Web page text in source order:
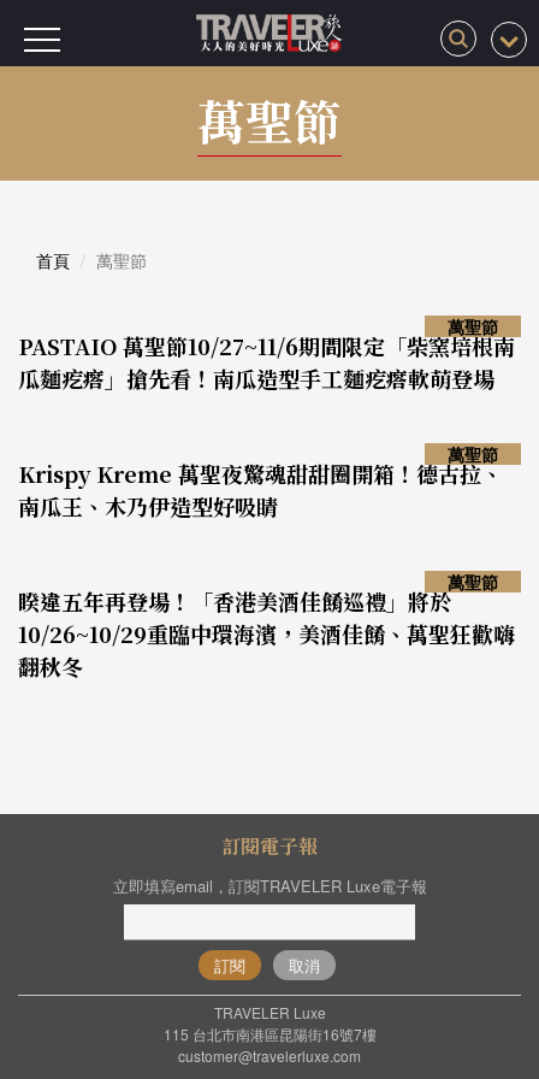
萬聖節
首頁 萬聖節
PASTAIO 萬聖節10/27~11/6期間限定「柴窯培根南
瓜麵疙瘩」搶先看！南瓜造型手工麵疙瘩軟萌登場
萬聖節
Krispy Kreme 萬聖夜驚魂甜甜圈開箱！德古拉、
南瓜王、木乃伊造型好吸睛
萬聖節
睽違五年再登場！「香港美酒佳餚巡禮」將於
10/26~10/29重臨中環海濱，美酒佳餚、萬聖狂歡嗨
翻秋冬
萬聖節
訂閱電子報
立即填寫email，訂閱TRAVELER Luxe電子報
訂閱 取消
TRAVELER Luxe
115 台北市南港區昆陽街16號7樓
customer@travelerluxe.com